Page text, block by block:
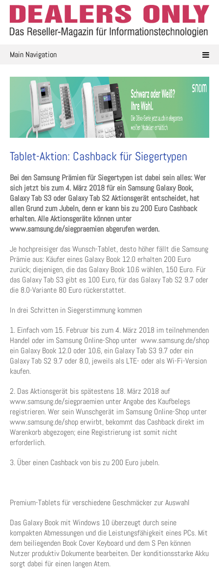
Skip
content
Main Navigation
Tablet-Aktion: Cashback für Siegertypen
Bei den Samsung Prämien für Siegertypen ist dabei sein alles: Wer
sich jetzt bis zum 4. März 2018 für ein Samsung Galaxy Book,
Galaxy Tab S3 oder Galaxy Tab S2 Aktionsgerät entscheidet, hat
allen Grund zum Jubeln, denn er kann bis zu 200 Euro Cashback
erhalten. Alle Aktionsgeräte können unter
www.samsung.de/siegpraemien abgerufen werden.
Je hochpreisiger das Wunsch-Tablet, desto höher fällt die Samsung
Prämie aus: Käufer eines Galaxy Book 12.0 erhalten 200 Euro
zurück; diejenigen, die das Galaxy Book 10.6 wählen, 150 Euro. Für
das Galaxy Tab S3 gibt es 100 Euro, für das Galaxy Tab S2 9.7 oder
die 8.0-Variante 80 Euro rückerstattet.
In drei Schritten in Siegerstimmung kommen
1. Einfach vom 15. Februar bis zum 4. März 2018 im teilnehmenden
Handel oder im Samsung Online-Shop unter www.samsung.de/shop
ein Galaxy Book 12.0 oder 10.6, ein Galaxy Tab S3 9.7 oder ein
Galaxy Tab S2 9.7 oder 8.0, jeweils als LTE- oder als Wi-Fi-Version
kaufen.
2. Das Aktionsgerät bis spätestens 18. März 2018 auf
www.samsung.de/siegpraemien unter Angabe des Kaufbelegs
registrieren. Wer sein Wunschgerät im Samsung Online-Shop unter
www.samsung.de/shop erwirbt, bekommt das Cashback direkt im
Warenkorb abgezogen; eine Registrierung ist somit nicht
erforderlich.
3. Über einen Cashback von bis zu 200 Euro jubeln.
Premium-Tablets für verschiedene Geschmäcker zur Auswahl
Das Galaxy Book mit Windows 10 überzeugt durch seine
kompakten Abmessungen und die Leistungsfähigkeit eines PCs. Mit
dem beiliegenden Book Cover Keyboard und dem S Pen können
Nutzer produktiv Dokumente bearbeiten. Der konditionsstarke Akku
sorgt dabei für einen langen Atem.